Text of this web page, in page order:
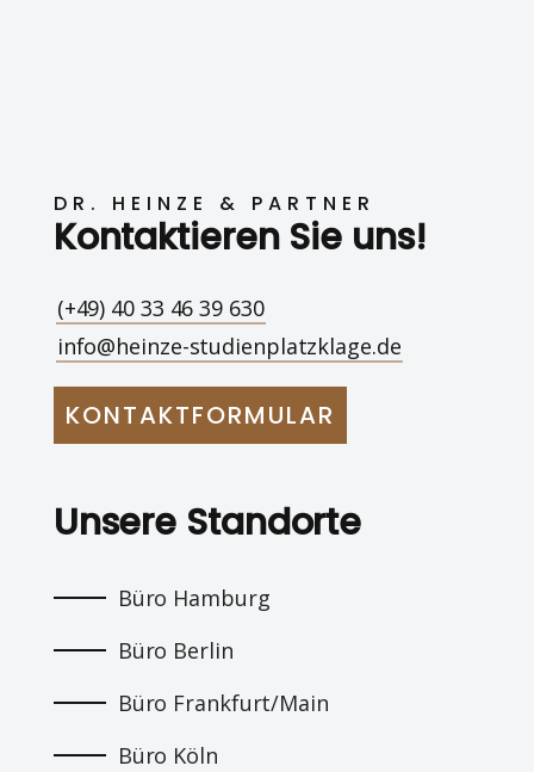
DR. HEINZE & PARTNER
Kontaktieren Sie uns!
(+49) 40 33 46 39 630
info@heinze-studienplatzklage.de
KONTAKTFORMULAR
Unsere Standorte
Büro Hamburg
Büro Berlin
Büro Frankfurt/Main
Büro Köln